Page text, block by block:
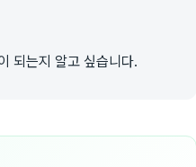
되는지 알고 싶습니다.